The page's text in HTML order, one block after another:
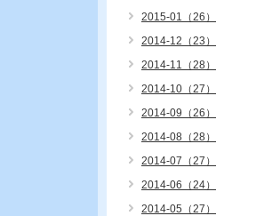
2015-01（26）
2014-12（23）
2014-11（28）
2014-10（27）
2014-09（26）
2014-08（28）
2014-07（27）
2014-06（24）
2014-05（27）